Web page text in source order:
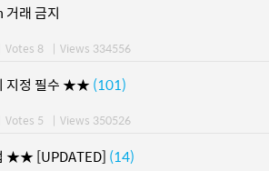
거래 금지
Votes 8 | Views 334556
지정 필수 ★★ (101)
Votes 5 | Views 350526
★★ [UPDATED] (14)